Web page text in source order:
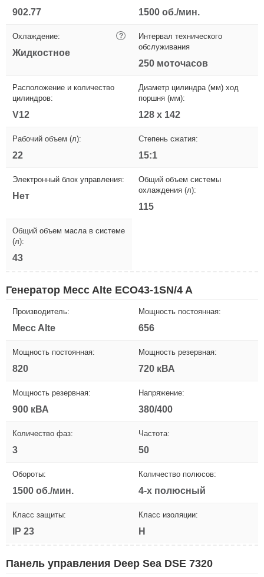
902.77 1500 об./мин.
Охлаждение: ?
Жидкостное
Интервал технического
обслуживания
250 моточасов
Расположение и количество
цилиндров:
V12
Диаметр цилиндра (мм) ход
поршня (мм):
128 x 142
Рабочий объем (л):
22
Степень сжатия:
15:1
Электронный блок управления:
Нет
Общий объем системы
охлаждения (л):
115
Общий объем масла в системе
(л):
43
Генератор Mecc Alte ECO43-1SN/4 A
Производитель:
Mecc Alte
Мощность постоянная:
656
Мощность постоянная:
820
Мощность резервная:
720 кВА
Мощность резервная:
900 кВА
Напряжение:
380/400
Количество фаз:
3
Частота:
50
Обороты:
1500 об./мин.
Количество полюсов:
4-х полюсный
Класс защиты:
IP 23
Класс изоляции:
H
Панель управления Deep Sea DSE 7320